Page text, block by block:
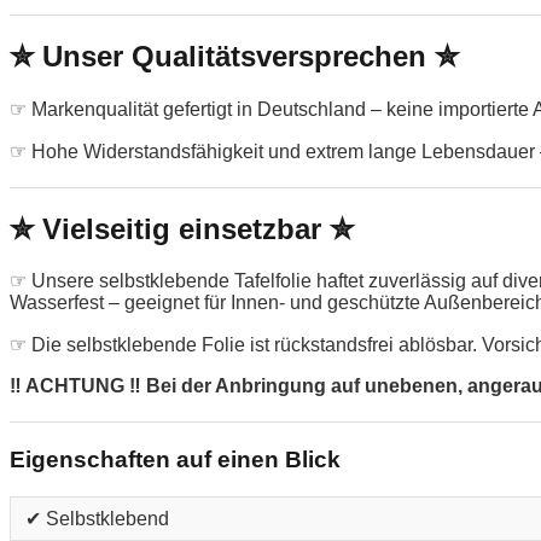
✮ Unser Qualitätsversprechen ✮
☞ Markenqualität gefertigt in Deutschland – keine importierte
☞ Hohe Widerstandsfähigkeit und extrem lange
✮ Vielseitig einsetzbar ✮
☞ Unsere selbstklebende Tafelfolie haftet zuverlässig auf
Wasserfest – geeignet für Innen- und geschützte
☞ Die selbstklebende Folie ist rückstandsfrei ablösbar.
‼ ACHTUNG ‼ Bei der Anbringung auf unebenen,
Eigenschaften auf einen Blick
✔ Selbstklebend